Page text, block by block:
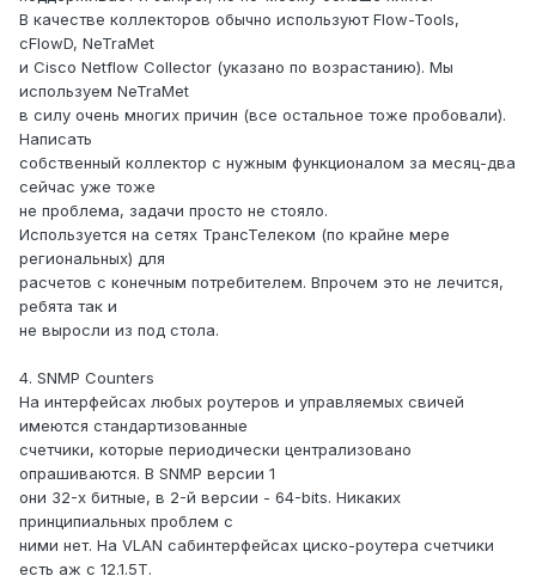
В качестве коллекторов обычно используют Flow-Tools,
cFlowD, NeTraMet
и Cisco Netflow Collector (указано по возрастанию). Мы
используем NeTraMet
в силу очень многих причин (все остальное тоже пробовали).
Написать
собственный коллектор с нужным функционалом за месяц-два
сейчас уже тоже
не проблема, задачи просто не стояло.
Используется на сетях ТрансТелеком (по крайне мере
региональных) для
расчетов с конечным потребителем. Впрочем это не лечится,
ребята так и
не выросли из под стола.
4. SNMP Counters
На интерфейсах любых роутеров и управляемых свичей
имеются стандартизованные
счетчики, которые периодически централизовано
опрашиваются. В SNMP версии 1
они 32-х битные, в 2-й версии - 64-bits. Никаких
принципиальных проблем с
ними нет. На VLAN сабинтерфейсах циско-роутера счетчики
есть аж с 12.1.5T.